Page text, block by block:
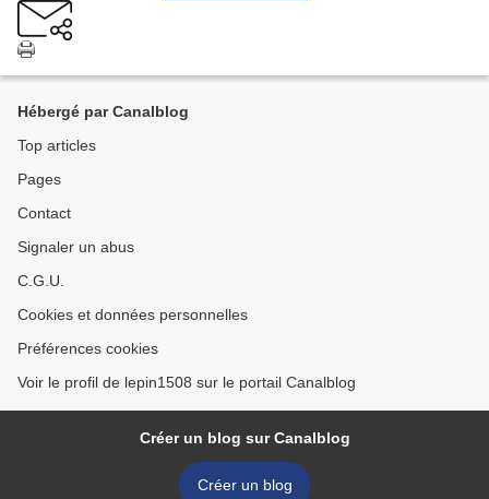
Hébergé par Canalblog
Top articles
Pages
Contact
Signaler un abus
C.G.U.
Cookies et données personnelles
Préférences cookies
Voir le profil de lepin1508 sur le portail Canalblog
Créer un blog sur Canalblog
Créer un blog